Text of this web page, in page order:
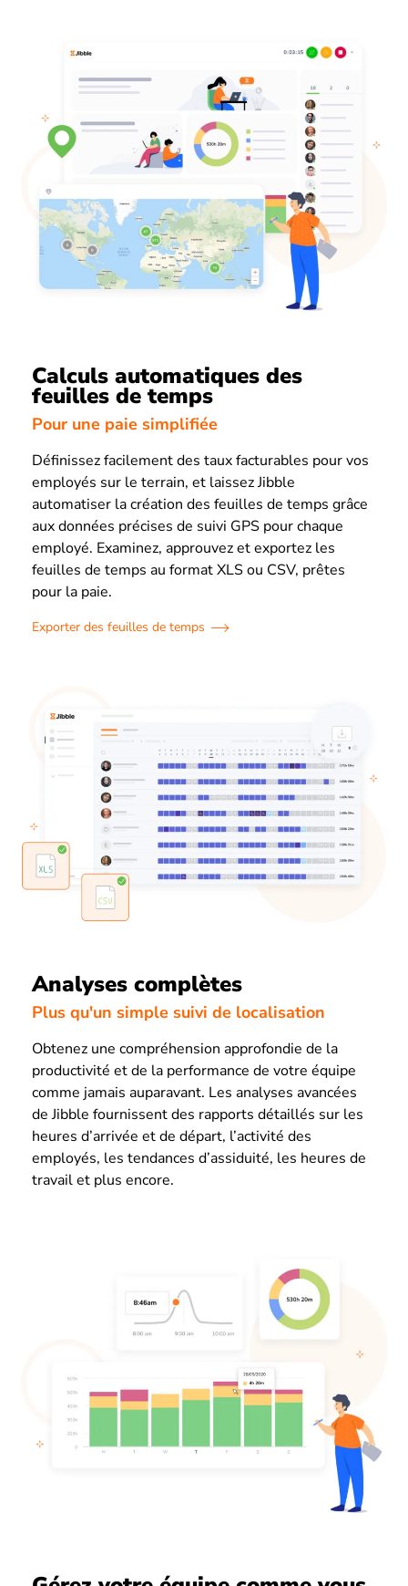
Calculs automatiques des
feuilles de temps
Pour une paie simplifiée
Définissez facilement des taux facturables pour vos
employés sur le terrain, et laissez Jibble
automatiser la création des feuilles de temps grâce
aux données précises de suivi GPS pour chaque
employé. Examinez, approuvez et exportez les
feuilles de temps au format XLS ou CSV, prêtes
pour la paie.
Exporter des feuilles de temps
Analyses complètes
Plus qu'un simple suivi de localisation
Obtenez une compréhension approfondie de la
productivité et de la performance de votre équipe
comme jamais auparavant. Les analyses avancées
de Jibble fournissent des rapports détaillés sur les
heures d’arrivée et de départ, l’activité des
employés, les tendances d’assiduité, les heures de
travail et plus encore.